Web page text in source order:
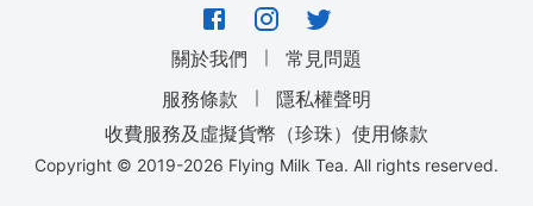
關於我們 ｜
常見問題
服務條款
｜
隱私權聲明
收費服務及虛擬貨幣（珍珠）使用條款
Copyright © 2019-2026 Flying Milk Tea. All rights reserved.